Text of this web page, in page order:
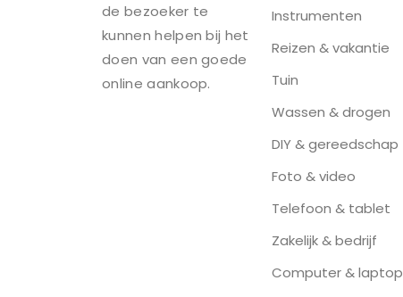
de bezoeker te
kunnen helpen bij het
doen van een goede
online aankoop.
Instrumenten
Reizen & vakantie
Tuin
Wassen & drogen
DIY & gereedschap
Foto & video
Telefoon & tablet
Zakelijk & bedrijf
Computer & laptop